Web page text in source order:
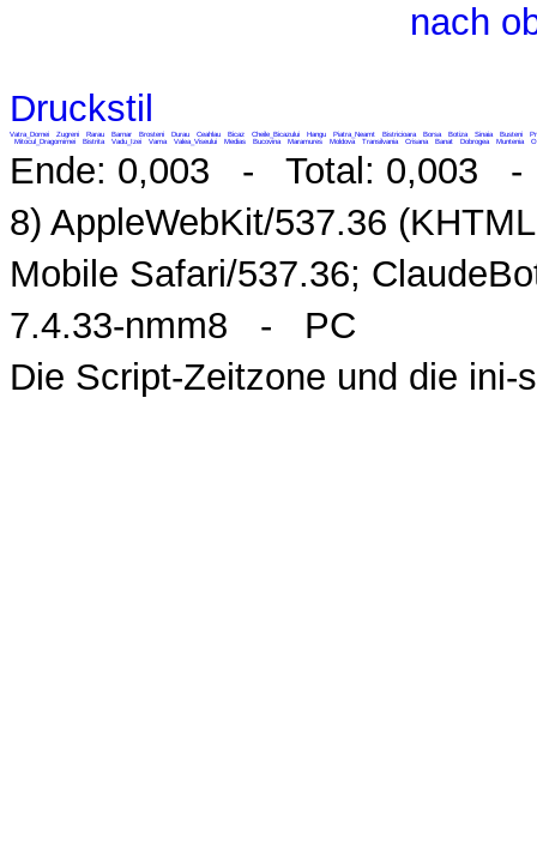
nach
Druckstil
Vatra_Dornei Zugreni Rarau Barnar Brosteni Durau Ceahlau Bicaz Cheile_Bicazului Hangu Piatra_Neamt Bistricioara Borsa Botiza Sinaia Busteni
Mitocul_Dragomirnei
Bistrita Vadu_Izei Vama Valea_Viseului Medias Bucovina Maramures Moldova Transilvania Crisana Banat Dobrogea Muntenia
Ende: 0,003 - Total: 0,003 -
8) AppleWebKit/537.36
Mobile Safari/537.36;
7.4.33-nmm8 - PC
Die Script-Zeitzone und die